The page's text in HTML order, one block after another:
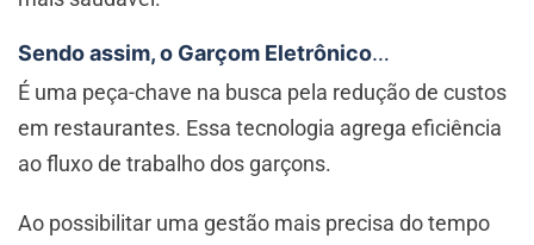
Sendo assim, o Garçom Eletrônico…
É uma peça-chave na busca pela redução de custos
em restaurantes. Essa tecnologia agrega eficiência
ao fluxo de trabalho dos garçons.
Ao possibilitar uma gestão mais precisa do tempo